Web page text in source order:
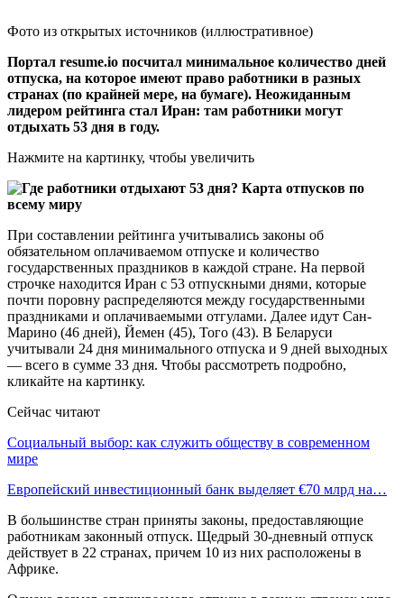
Фото из открытых источников (иллюстративное)
Портал resume.io посчитал минимальное количество дней
отпуска, на которое имеют право работники в разных
странах (по крайней мере, на бумаге). Неожиданным
лидером рейтинга стал Иран: там работники могут
отдыхать 53 дня в году.
Нажмите на картинку, чтобы увеличить
При составлении рейтинга учитывались законы об
обязательном оплачиваемом отпуске и количество
государственных праздников в каждой стране. На первой
строчке находится Иран с 53 отпускными днями, которые
почти поровну распределяются между государственными
праздниками и оплачиваемыми отгулами. Далее идут Сан-
Марино (46 дней), Йемен (45), Того (43). В Беларуси
учитывали 24 дня минимального отпуска и 9 дней выходных
— всего в сумме 33 дня. Чтобы рассмотреть подробно,
кликайте на картинку.
Сейчас читают
Социальный выбор: как служить обществу в современном
мире
Европейский инвестиционный банк выделяет €70 млрд на…
В большинстве стран приняты законы, предоставляющие
работникам законный отпуск. Щедрый 30-дневный отпуск
действует в 22 странах, причем 10 из них расположены в
Африке.